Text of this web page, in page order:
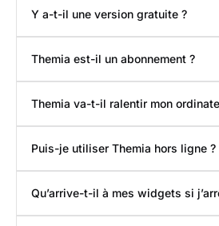
Y a-t-il une version gratuite ?
Themia est-il un abonnement ?
Themia va-t-il ralentir mon
Puis-je utiliser Themia hors ligne ?
Qu’arrive-t-il à mes widgets si